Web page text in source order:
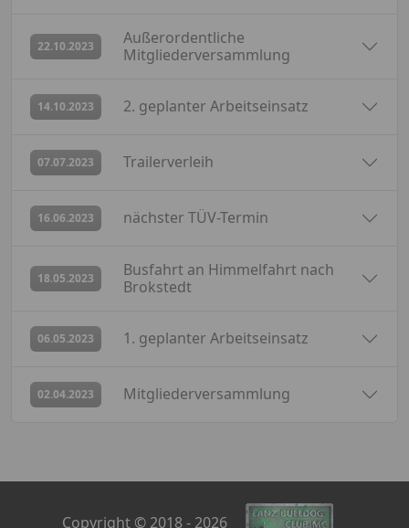
22.10.2023
abgesagtAußerordentliche
Mitgliederversammlung
14.10.2023
abgesagt2. geplanter Arbeitseinsatz
07.07.2023
abgesagtTrailerverleih
16.06.2023
abgesagtnächster TÜV-Termin
18.05.2023
abgesagtBusfahrt an Himmelfahrt nach
Brokstedt
06.05.2023
abgesagt1. geplanter Arbeitseinsatz
02.04.2023
abgesagtMitgliederversammlung
Copyright © 2018 - 2026